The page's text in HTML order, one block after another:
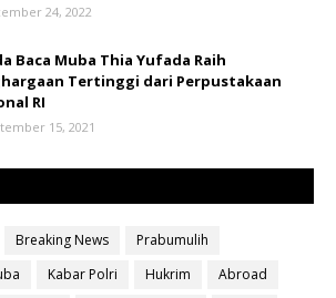
24, 2022
Baca Muba Thia Yufada Raih
Tertinggi dari Perpustakaan
RI
15, 2021
Breaking News
Prabumulih
Kabar Polri Hukrim
Abroad